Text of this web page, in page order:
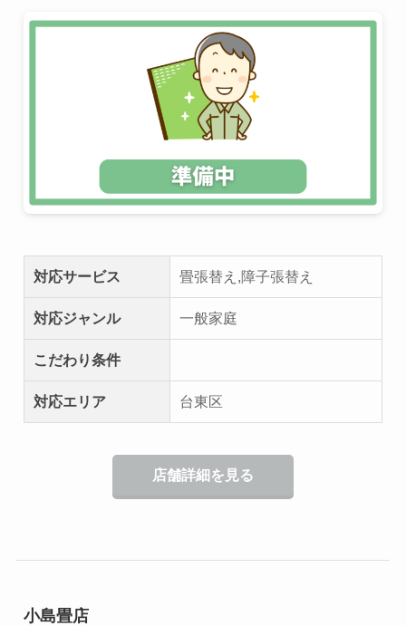
対応サービス 畳張替え,障子張替え
対応ジャンル 一般家庭
こだわり条件
対応エリア 台東区
店舗詳細を見る
小島畳店